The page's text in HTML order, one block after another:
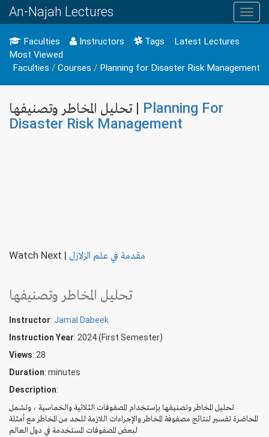
An-Najah Lectures
Faculties Instructors Tags
Latest Lectures
Most Viewed
Faculties / Courses / Planning for Disaster Risk Management
تحليل المخاطر وتصنيفها | Planning For
Disaster Risk Management
Watch Next | مقدمة في علم الزلازل
تحليل المخاطر وتصنيفها
Instructor: Jamal Dabeek
Instruction Year: 2024 (First Semester)
Views: 28
Duration: minutes
Description:
تحليل المخاطر وتصنيفها بإستخدام المصفوفات الثلاثية والخماسية ، وتشمل
المحاضرة تفسير لنتائج مصفوفة المخاطر والإجراءات اللازمة للحد من المخاطر مع أمثلة
لبعض المصفوفات المستخدمة في دول العالم